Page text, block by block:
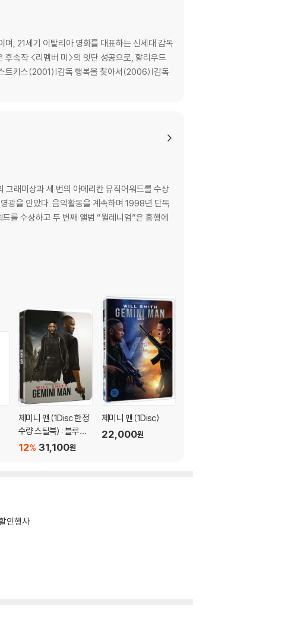
않도록 완충 포장을 부탁드립니다.
, 21세기 이탈리아 영화를 대표하는 신세대 감독
후속작 <리멤버 미>의 잇단 성공으로, 할리우드
트키스(2001)|감독 행복을 찾아서(2006)|감독
래미상과 세 번의 아메리칸 뮤직어워드를 수상
광을 안았다. 음악활동을 계속하며 1998년 단독
를 수상하고 두 번째 앨범 “윌레니엄”은 흥행에
제미니 맨 (1Disc 한정
수량 스틸북) : 블루레
이
31,100원
12%
제미니 맨 (1Disc)
22,000원
인행사